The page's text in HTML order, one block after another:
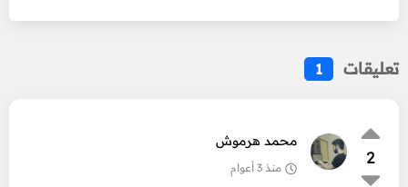
تعليقات 1
2
محمد هرموش
منذ 3 أعوام